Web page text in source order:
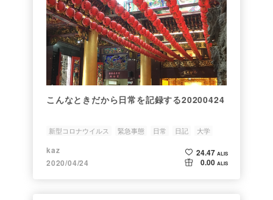
こんなときだから日常を記録する20200424
新型コロナウイルス 緊急事態 日常 日記 大学
kaz
2020/04/24
24.47 ALIS
0.00 ALIS